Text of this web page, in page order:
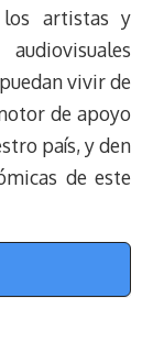
artistas y
vivir de
de apoyo
país, y den
de este